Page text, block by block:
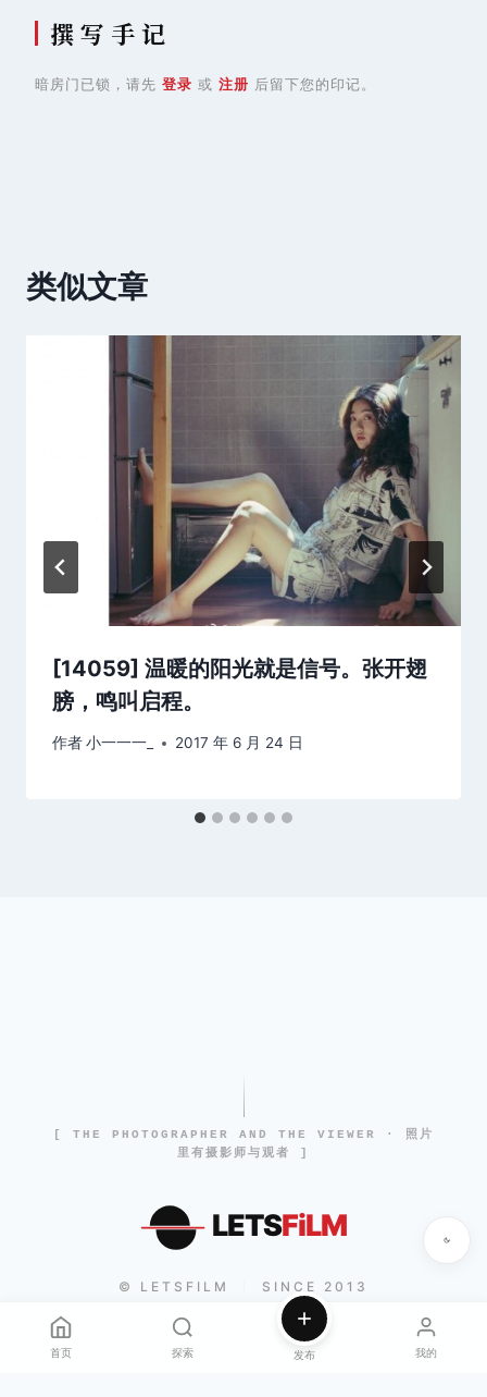
撰 写 手 记
暗房门已锁，请先 登录 或 注册 后留下您的印记。
类似文章
[14059] 温暖的阳光就是信号。张开翅
膀，鸣叫启程。
作者小一一一_ 2017 年 6 月 24 日
[ THE PHOTOGRAPHER AND THE VIEWER · 照片
里有摄影师与观者 ]
LETSFiLM
© LETSFILM SINCE 2013
首页 探索 发布 我的